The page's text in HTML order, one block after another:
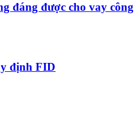
đáng được cho vay công
định FID